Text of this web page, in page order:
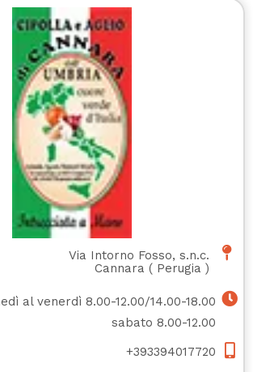
Via Intorno Fosso, s.n.c.
Cannara ( Perugia )
al venerdì 8.00-12.00/14.00-18.00
sabato 8.00-12.00
+393394017720